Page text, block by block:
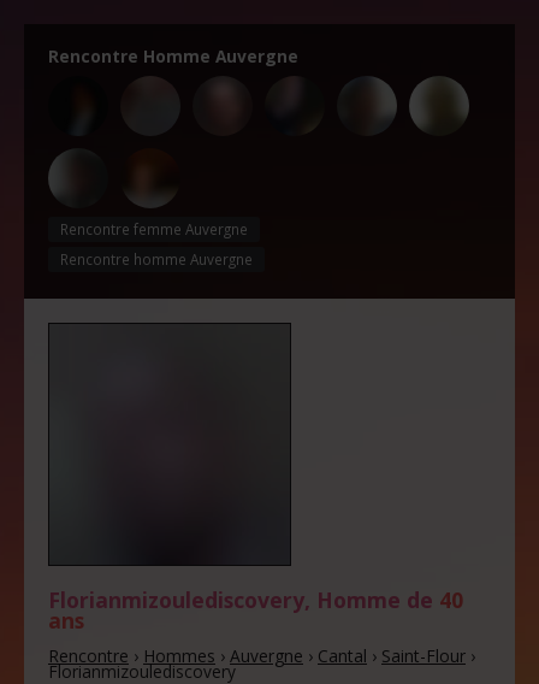
Rencontre Homme Auvergne
Rencontre femme Auvergne
Rencontre homme Auvergne
Florianmizoulediscovery, Homme de 40
ans
Rencontre › Hommes › Auvergne › Cantal › Saint-Flour ›
Florianmizoulediscovery